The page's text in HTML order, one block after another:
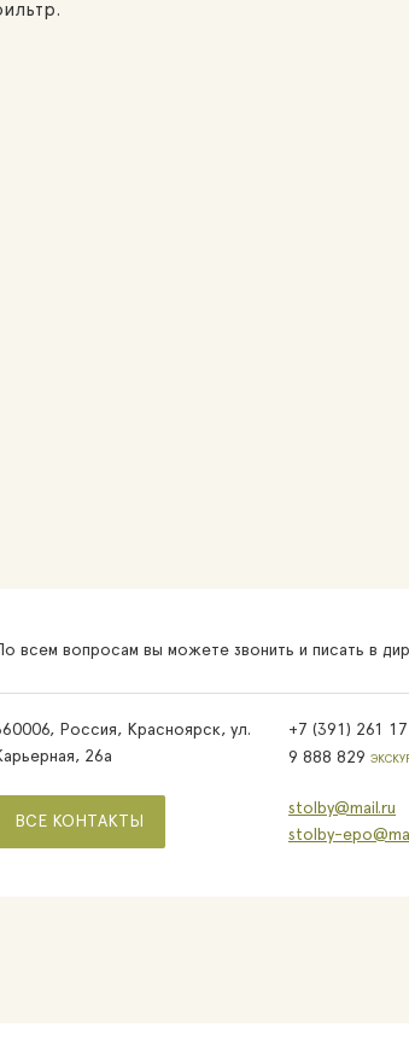
По всем вопросам вы можете звонить и писать в
Россия, Красноярск, ул.
26а
+7 (391) 261
9 888 829
ВСЕ КОНТАКТЫ
stolby@mail.ru
stolby-